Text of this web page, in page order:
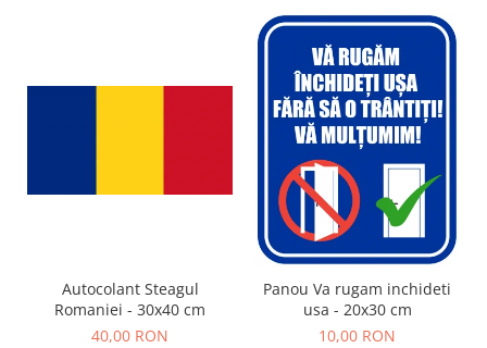
Autocolant Steagul
Romaniei - 30x40 cm
40,00 RON
Panou Va rugam inchideti
usa - 20x30 cm
10,00 RON